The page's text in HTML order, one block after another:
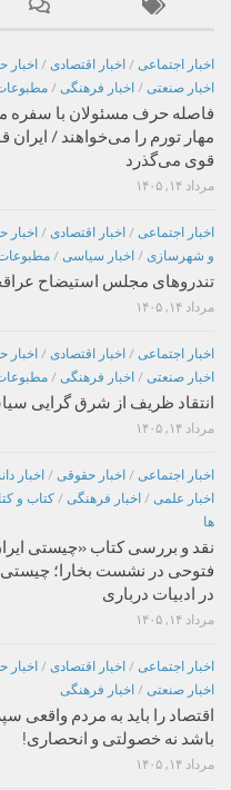
اخبار اجتماعی / اخبار اقتصادی / اخبار
اخبار صنعتی / اخبار فرهنگی /
فاصله حرف مسئولان با سفره
مهار تورم را می‌خواهند / ایران
قوی می‌گذرد
مرداد ۱۴, ۱۴۰۵
اخبار اجتماعی / اخبار اقتصادی / اخبار
و شهرسازی / اخبار سیاسی /
تندروهای مجلس استیضاح
مرداد ۱۴, ۱۴۰۵
اخبار اجتماعی / اخبار اقتصادی / اخبار
اخبار صنعتی / اخبار فرهنگی /
انتقاد ظریف از شرق گرایی
مرداد ۱۴, ۱۴۰۵
اخبار اجتماعی / اخبار حقوقی / اخبار
اخبار علمی / اخبار فرهنگی / کتاب و
ها
نقد و بررسی کتاب «چیستی
فتوحی در نشست بخارا؛ چیستی
در ادبیات درباری
مرداد ۱۴, ۱۴۰۵
اخبار اجتماعی / اخبار اقتصادی / اخبار
اخبار صنعتی / اخبار فرهنگی
اقتصاد را باید به مردم واقعی
باشد نه خصولتی و انحصاری!
مرداد ۱۴, ۱۴۰۵